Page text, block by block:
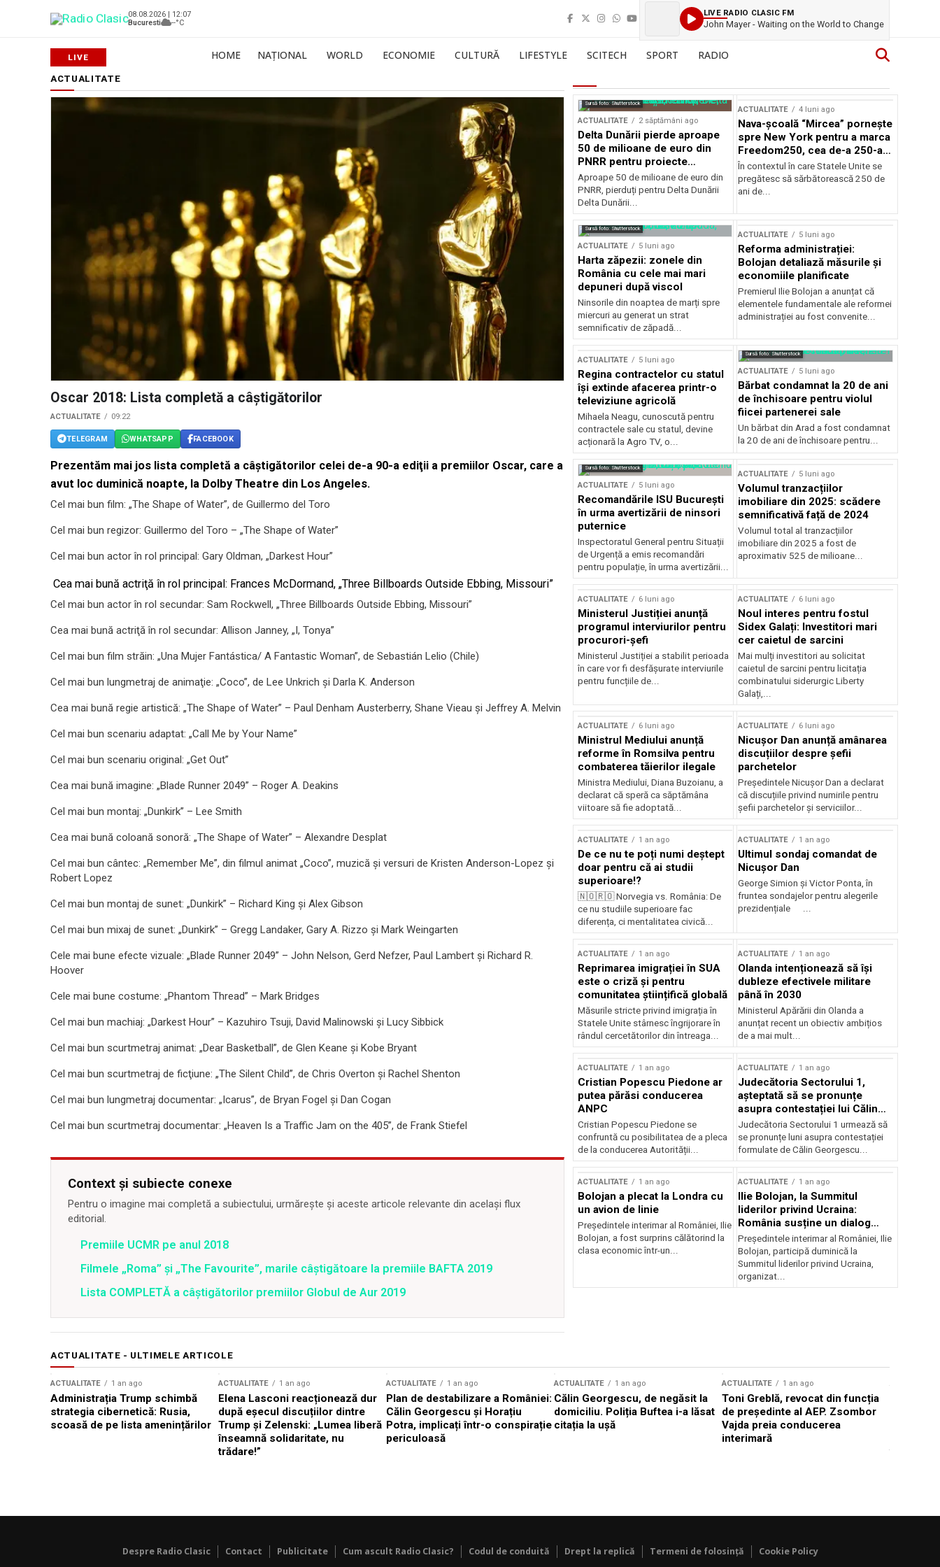
08.08.2026 | 12:07
Bucuresti
--°C
LIVE RADIO CLASIC FM
John Mayer - Waiting on the World to Change
HOME NAȚIONAL WORLD ECONOMIE CULTURĂ LIFESTYLE SCITECH SPORT RADIO
ACTUALITATE
Oscar 2018: Lista completă a câştigătorilor
ACTUALITATE 09:22
TELEGRAM WHATSAPP FACEBOOK
Prezentăm mai jos lista completă a câştigătorilor celei de-a 90-a ediţii a premiilor Oscar, care a
avut loc duminică noapte, la Dolby Theatre din Los Angeles.
Cel mai bun film: „The Shape of Water”, de Guillermo del Toro
Cel mai bun regizor: Guillermo del Toro – „The Shape of Water”
Cel mai bun actor în rol principal: Gary Oldman, „Darkest Hour”
Cea mai bună actriţă în rol principal: Frances McDormand, „Three Billboards Outside Ebbing, Missouri”
Cel mai bun actor în rol secundar: Sam Rockwell, „Three Billboards Outside Ebbing, Missouri”
Cea mai bună actriţă în rol secundar: Allison Janney, „I, Tonya”
Cel mai bun film străin: „Una Mujer Fantástica/ A Fantastic Woman”, de Sebastián Lelio (Chile)
Cel mai bun lungmetraj de animaţie: „Coco”, de Lee Unkrich şi Darla K. Anderson
Cea mai bună regie artistică: „The Shape of Water” – Paul Denham Austerberry, Shane Vieau şi Jeffrey A. Melvin
Cel mai bun scenariu adaptat: „Call Me by Your Name”
Cel mai bun scenariu original: „Get Out”
Cea mai bună imagine: „Blade Runner 2049” – Roger A. Deakins
Cel mai bun montaj: „Dunkirk” – Lee Smith
Cea mai bună coloană sonoră: „The Shape of Water” – Alexandre Desplat
Cel mai bun cântec: „Remember Me”, din filmul animat „Coco”, muzică şi versuri de Kristen Anderson-Lopez şi
Robert Lopez
Cel mai bun montaj de sunet: „Dunkirk” – Richard King şi Alex Gibson
Cel mai bun mixaj de sunet: „Dunkirk” – Gregg Landaker, Gary A. Rizzo şi Mark Weingarten
Cele mai bune efecte vizuale: „Blade Runner 2049” – John Nelson, Gerd Nefzer, Paul Lambert şi Richard R.
Hoover
Cele mai bune costume: „Phantom Thread” – Mark Bridges
Cel mai bun machiaj: „Darkest Hour” – Kazuhiro Tsuji, David Malinowski şi Lucy Sibbick
Cel mai bun scurtmetraj animat: „Dear Basketball”, de Glen Keane şi Kobe Bryant
Cel mai bun scurtmetraj de ficţiune: „The Silent Child”, de Chris Overton şi Rachel Shenton
Cel mai bun lungmetraj documentar: „Icarus”, de Bryan Fogel şi Dan Cogan
Cel mai bun scurtmetraj documentar: „Heaven Is a Traffic Jam on the 405”, de Frank Stiefel
Context și subiecte conexe
Pentru o imagine mai completă a subiectului, urmărește și aceste articole relevante din același flux
editorial.
Premiile UCMR pe anul 2018
Filmele „Roma” şi „The Favourite”, marile câştigătoare la premiile BAFTA 2019
Lista COMPLETĂ a câştigătorilor premiilor Globul de Aur 2019
Sursă foto: Shutterstock
ACTUALITATE 2 săptămâni ago
Delta Dunării pierde aproape
50 de milioane de euro din
PNRR pentru proiecte
esențiale
Aproape 50 de milioane de euro din
PNRR, pierduți pentru Delta Dunării
Delta Dunării...
ACTUALITATE 4 luni ago
Nava-școală “Mircea” pornește
spre New York pentru a marca
Freedom250, cea de-a 250-a
aniversare a Statelor Unite
În contextul în care Statele Unite se
pregătesc să sărbătorească 250 de
ani de...
Sursă foto: Shutterstock
ACTUALITATE 5 luni ago
Harta zăpezii: zonele din
România cu cele mai mari
depuneri după viscol
Ninsorile din noaptea de marți spre
miercuri au generat un strat
semnificativ de zăpadă...
ACTUALITATE 5 luni ago
Reforma administrației:
Bolojan detaliază măsurile și
economiile planificate
Premierul Ilie Bolojan a anunțat că
elementele fundamentale ale reformei
administrației au fost convenite...
ACTUALITATE 5 luni ago
Regina contractelor cu statul
își extinde afacerea printr-o
televiziune agricolă
Mihaela Neagu, cunoscută pentru
contractele sale cu statul, devine
acționară la Agro TV, o...
Sursă foto: Shutterstock
ACTUALITATE 5 luni ago
Bărbat condamnat la 20 de ani
de închisoare pentru violul
fiicei partenerei sale
Un bărbat din Arad a fost condamnat
la 20 de ani de închisoare pentru...
Sursă foto: Shutterstock
ACTUALITATE 5 luni ago
Recomandările ISU București
în urma avertizării de ninsori
puternice
Inspectoratul General pentru Situații
de Urgență a emis recomandări
pentru populație, în urma avertizării...
ACTUALITATE 5 luni ago
Volumul tranzacțiilor
imobiliare din 2025: scădere
semnificativă față de 2024
Volumul total al tranzacțiilor
imobiliare din 2025 a fost de
aproximativ 525 de milioane...
ACTUALITATE 6 luni ago
Ministerul Justiției anunță
programul interviurilor pentru
procurori-șefi
Ministerul Justiției a stabilit perioada
în care vor fi desfășurate interviurile
pentru funcțiile de...
ACTUALITATE 6 luni ago
Noul interes pentru fostul
Sidex Galați: Investitori mari
cer caietul de sarcini
Mai mulți investitori au solicitat
caietul de sarcini pentru licitația
combinatului siderurgic Liberty
Galați,...
ACTUALITATE 6 luni ago
Ministrul Mediului anunță
reforme în Romsilva pentru
combaterea tăierilor ilegale
Ministra Mediului, Diana Buzoianu, a
declarat că speră ca săptămâna
viitoare să fie adoptată...
ACTUALITATE 6 luni ago
Nicușor Dan anunță amânarea
discuțiilor despre șefii
parchetelor
Președintele Nicușor Dan a declarat
că discuțiile privind numirile pentru
șefii parchetelor și serviciilor...
ACTUALITATE 1 an ago
De ce nu te poți numi deștept
doar pentru că ai studii
superioare!?
🇳🇴🇷🇴 Norvegia vs. România: De
ce nu studiile superioare fac
diferența, ci mentalitatea civică...
ACTUALITATE 1 an ago
Ultimul sondaj comandat de
Nicușor Dan
George Simion și Victor Ponta, în
fruntea sondajelor pentru alegerile
prezidențiale ...
ACTUALITATE 1 an ago
Reprimarea imigrației în SUA
este o criză și pentru
comunitatea științifică globală
Măsurile stricte privind imigrația în
Statele Unite stârnesc îngrijorare în
rândul cercetătorilor din întreaga...
ACTUALITATE 1 an ago
Olanda intenționează să își
dubleze efectivele militare
până în 2030
Ministerul Apărării din Olanda a
anunțat recent un obiectiv ambițios
de a mai mult...
ACTUALITATE 1 an ago
Cristian Popescu Piedone ar
putea părăsi conducerea
ANPC
Cristian Popescu Piedone se
confruntă cu posibilitatea de a pleca
de la conducerea Autorității...
ACTUALITATE 1 an ago
Judecătoria Sectorului 1,
așteptată să se pronunțe
asupra contestației lui Călin
Georgescu privind controlul
judiciar
Judecătoria Sectorului 1 urmează să
se pronunțe luni asupra contestației
formulate de Călin Georgescu...
ACTUALITATE 1 an ago
Bolojan a plecat la Londra cu
un avion de linie
Președintele interimar al României, Ilie
Bolojan, a fost surprins călătorind la
clasa economic într-un...
ACTUALITATE 1 an ago
Ilie Bolojan, la Summitul
liderilor privind Ucraina:
România susține un dialog
transatlantic pentru securitate
și stabilitate
Președintele interimar al României, Ilie
Bolojan, participă duminică la
Summitul liderilor privind Ucraina,
organizat...
ACTUALITATE - ULTIMELE ARTICOLE
ACTUALITATE 1 an ago
Administrația Trump schimbă
strategia cibernetică: Rusia,
scoasă de pe lista amenințărilor
ACTUALITATE 1 an ago
Elena Lasconi reacționează dur
după eșecul discuțiilor dintre
Trump și Zelenski: „Lumea liberă
înseamnă solidaritate, nu
trădare!”
ACTUALITATE 1 an ago
Plan de destabilizare a României:
Călin Georgescu și Horațiu
Potra, implicați într-o conspirație
periculoasă
ACTUALITATE 1 an ago
Călin Georgescu, de negăsit la
domiciliu. Poliția Buftea i-a lăsat
citația la ușă
ACTUALITATE 1 an ago
Toni Greblă, revocat din funcția
de președinte al AEP. Zsombor
Vajda preia conducerea
interimară
Despre Radio Clasic Contact Publicitate Cum ascult Radio Clasic? Codul de conduită Drept la replică Termeni de folosință Cookie Policy